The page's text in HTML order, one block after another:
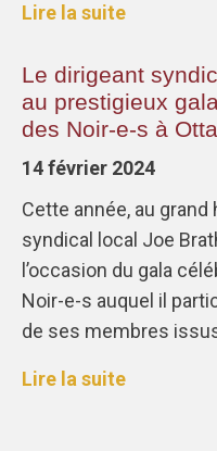
Lire la suite
Le dirigeant
au prestigieux
des Noir-e-s à
14 février 2024
Cette année, au grand
syndical local Joe
l’occasion du gala
Noir-e-s auquel il
de ses membres
Lire la suite